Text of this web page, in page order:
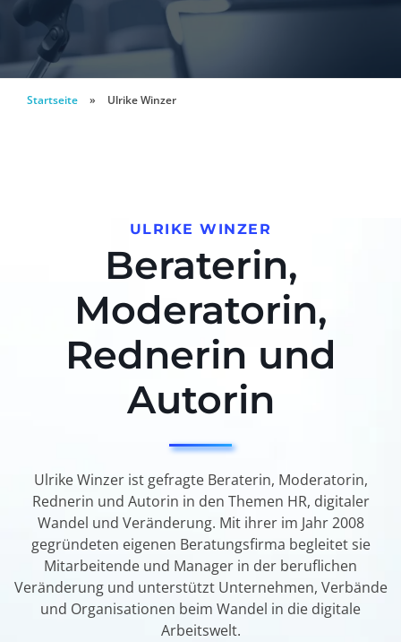
Startseite » Ulrike Winzer
ULRIKE WINZER
Beraterin,
Moderatorin,
Rednerin und
Autorin
Ulrike Winzer ist gefragte Beraterin, Moderatorin,
Rednerin und Autorin in den Themen HR, digitaler
Wandel und Veränderung. Mit ihrer im Jahr 2008
gegründeten eigenen Beratungsfirma begleitet sie
Mitarbeitende und Manager in der beruflichen
Veränderung und unterstützt Unternehmen, Verbände
und Organisationen beim Wandel in die digitale
Arbeitswelt.